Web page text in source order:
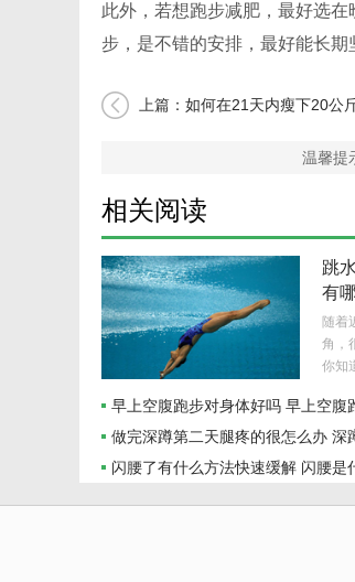
此外，若想跑步减肥，最好选
步，是不错的安排，最好能长期
上篇： 如何在21天内瘦下20公
温馨提
相关阅读
跳
有
随着
角，
你知
早上空腹跑步对身体好吗 早上空腹
做完深蹲第二天腿疼的很怎么办 深
闪腰了有什么方法快速缓解 闪腰